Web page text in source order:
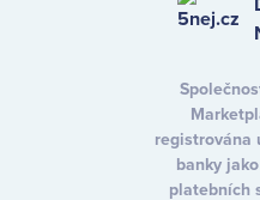
registrována
banky
platebních